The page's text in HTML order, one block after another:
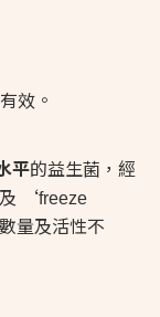
效。
平的益生菌，經
及 ‘freeze
量及活性不